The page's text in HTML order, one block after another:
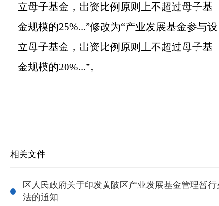
立母子基金，出资比例原则上不超过母子基
金规模的25%...”修改为“产业发展基金参与设
立母子基金，出资比例原则上不超过母子基
金规模的20%...”。
相关文件
区人民政府关于印发黄陂区产业发展基金管理暂行
法的通知